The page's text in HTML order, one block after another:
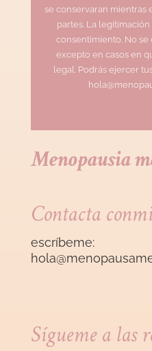
se conservaran mientras
partes. La
consentimiento. No se
excepto en casos en
legal. Podrás ejercer
Menopausia
Contacta
escríbeme:
Sígueme a las